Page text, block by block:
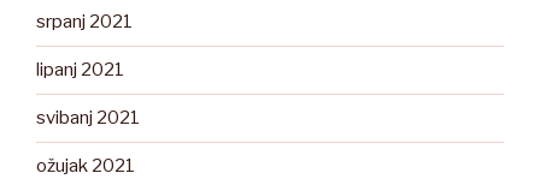
srpanj 2021
lipanj 2021
svibanj 2021
ožujak 2021